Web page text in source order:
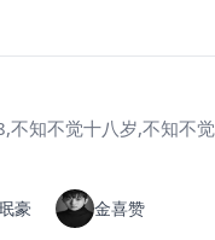
不知不觉十八岁,不知不
豪 金喜赞